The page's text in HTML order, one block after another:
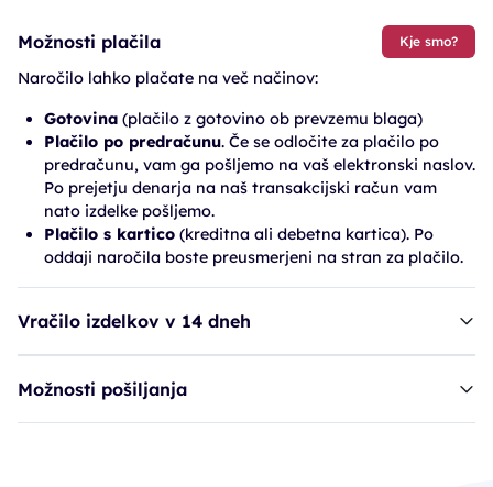
Možnosti plačila Kje smo?
Naročilo lahko plačate na več načinov:
Gotovina (plačilo z gotovino ob prevzemu blaga)
Plačilo po predračunu. Če se odločite za plačilo po
predračunu, vam ga pošljemo na vaš elektronski naslov.
Po prejetju denarja na naš transakcijski račun vam
nato izdelke pošljemo.
Plačilo s kartico (kreditna ali debetna kartica). Po
oddaji naročila boste preusmerjeni na stran za plačilo.
Vračilo izdelkov v 14 dneh
Možnosti pošiljanja